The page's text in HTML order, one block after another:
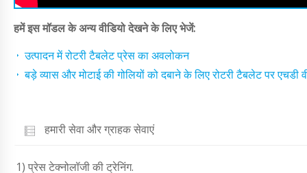
हमें इस मॉडल के अन्य वीडियो देखने के लिए भेजें:
उत्पादन में रोटरी टैबलेट प्रेस का अवलोकन
बड़े व्यास और मोटाई की गोलियों को दबाने के लिए रोटरी टैबलेट पर एचडी
हमारी सेवा और ग्राहक सेवाएं
1) प्रेस टेक्नोलॉजी की ट्रेनिंग.